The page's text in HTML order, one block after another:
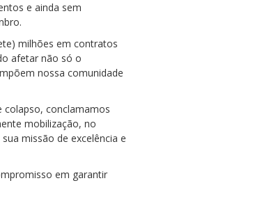
e ainda sem
milhões em contratos
afetar não só o
nossa comunidade
colapso, conclamamos
mobilização, no
missão de excelência e
em garantir